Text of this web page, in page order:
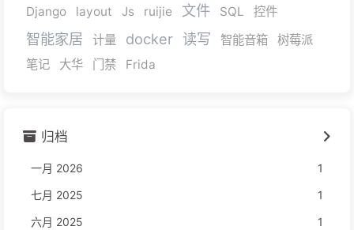
Django layout Js ruijie 文件 SQL 控件
智能家居 计量 docker 读写 智能音箱
树莓派
笔记
大华 门禁 Frida
归档
一月 2026
1
七月 2025
1
六月 2025
1